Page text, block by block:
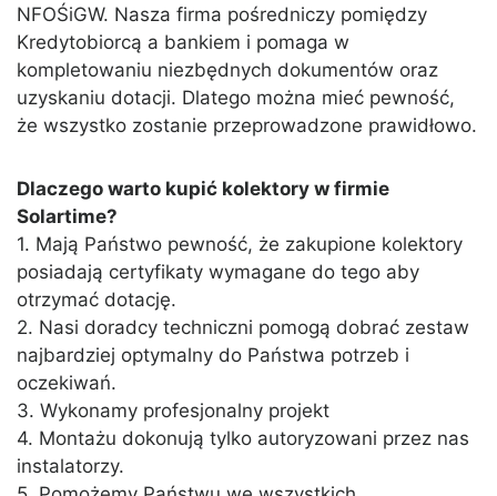
NFOŚiGW. Nasza firma pośredniczy pomiędzy
Kredytobiorcą a bankiem i pomaga w
kompletowaniu niezbędnych dokumentów oraz
uzyskaniu dotacji. Dlatego można mieć pewność,
że wszystko zostanie przeprowadzone prawidłowo.
Dlaczego warto kupić kolektory w firmie
Solartime?
1. Mają Państwo pewność, że zakupione kolektory
posiadają certyfikaty wymagane do tego aby
otrzymać dotację.
2. Nasi doradcy techniczni pomogą dobrać zestaw
najbardziej optymalny do Państwa potrzeb i
oczekiwań.
3. Wykonamy profesjonalny projekt
4. Montażu dokonują tylko autoryzowani przez nas
instalatorzy.